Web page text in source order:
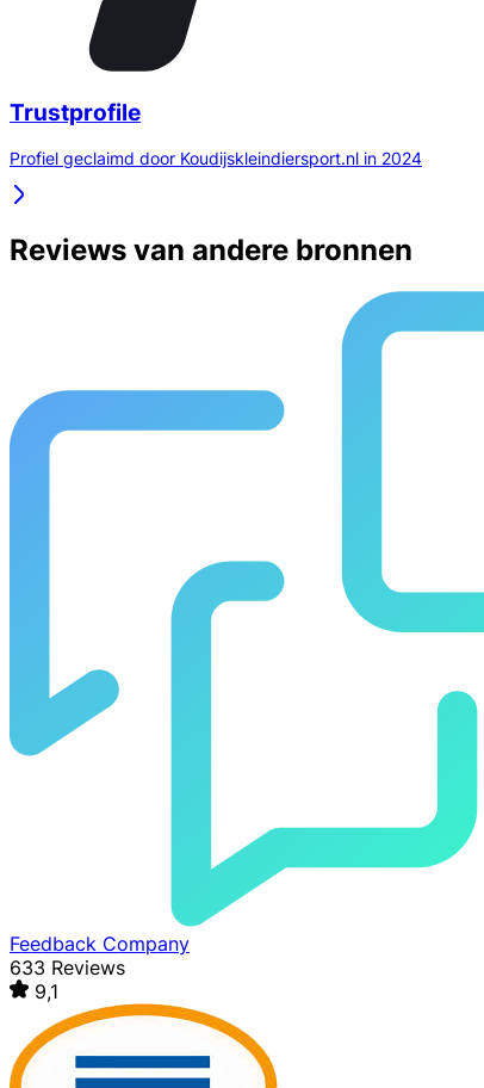
Trustprofile
Profiel geclaimd door Koudijskleindiersport.nl in 2024
Reviews van andere bronnen
Feedback Company
633 Reviews
9,1